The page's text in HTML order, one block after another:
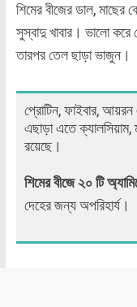
শিমের বীজের ডাল, মাছের
সুস্বাদু খাবার। ভালো করে
তারপর তেল ছাড়া ভাজুন।
প্রোটিন, ফাইবার, আয়রন
এছাড়া এতে ক্যালসিয়াম,
রয়েছে।
শিমের বীজে ২০ টি
দেহের জন্য অপরিহার্য।